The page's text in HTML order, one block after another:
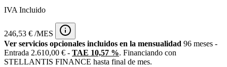
IVA Incluido
246,53 € /MES
Ver servicios opcionales incluidos en la mensualidad 96 meses -
Entrada 2.610,00 € - TAE 10,57 %. Financiando con
STELLANTIS FINANCE hasta final de mes.